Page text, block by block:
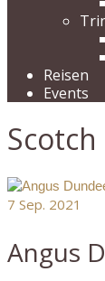
Reisen
Events
Scotch
7 Sep. 2021
Angus